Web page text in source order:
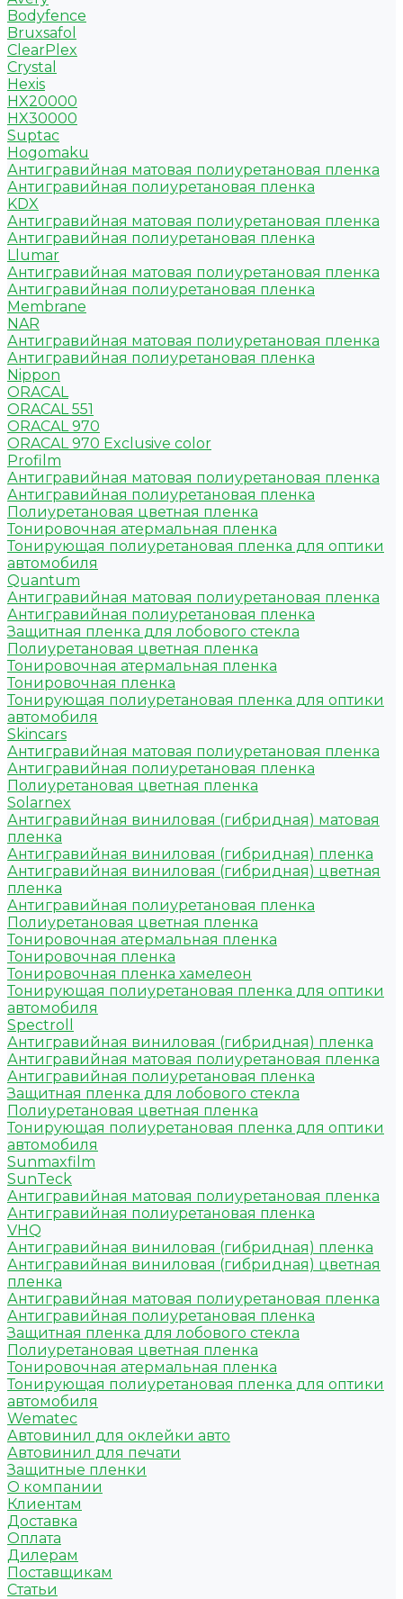
Bodyfence
Bruxsafol
ClearPlex
Crystal
Hexis
HX20000
HX30000
Suptac
Hogomaku
Антигравийная матовая полиуретановая пленка
Антигравийная полиуретановая пленка
KDX
Антигравийная матовая полиуретановая пленка
Антигравийная полиуретановая пленка
Llumar
Антигравийная матовая полиуретановая пленка
Антигравийная полиуретановая пленка
Membrane
NAR
Антигравийная матовая полиуретановая пленка
Антигравийная полиуретановая пленка
Nippon
ORACAL
ORACAL 551
ORACAL 970
ORACAL 970 Exclusive color
Profilm
Антигравийная матовая полиуретановая пленка
Антигравийная полиуретановая пленка
Полиуретановая цветная пленка
Тонировочная атермальная пленка
Тонирующая полиуретановая пленка для оптики
автомобиля
Quantum
Антигравийная матовая полиуретановая пленка
Антигравийная полиуретановая пленка
Защитная пленка для лобового стекла
Полиуретановая цветная пленка
Тонировочная атермальная пленка
Тонировочная пленка
Тонирующая полиуретановая пленка для оптики
автомобиля
Skincars
Антигравийная матовая полиуретановая пленка
Антигравийная полиуретановая пленка
Полиуретановая цветная пленка
Solarnex
Антигравийная виниловая (гибридная) матовая
пленка
Антигравийная виниловая (гибридная) пленка
Антигравийная виниловая (гибридная) цветная
пленка
Антигравийная полиуретановая пленка
Полиуретановая цветная пленка
Тонировочная атермальная пленка
Тонировочная пленка
Тонировочная пленка хамелеон
Тонирующая полиуретановая пленка для оптики
автомобиля
Spectroll
Антигравийная виниловая (гибридная) пленка
Антигравийная матовая полиуретановая пленка
Антигравийная полиуретановая пленка
Защитная пленка для лобового стекла
Полиуретановая цветная пленка
Тонирующая полиуретановая пленка для оптики
автомобиля
Sunmaxfilm
SunTeck
Антигравийная матовая полиуретановая пленка
Антигравийная полиуретановая пленка
VHQ
Антигравийная виниловая (гибридная) пленка
Антигравийная виниловая (гибридная) цветная
пленка
Антигравийная матовая полиуретановая пленка
Антигравийная полиуретановая пленка
Защитная пленка для лобового стекла
Полиуретановая цветная пленка
Тонировочная атермальная пленка
Тонирующая полиуретановая пленка для оптики
автомобиля
Wematec
Автовинил для оклейки авто
Автовинил для печати
Защитные пленки
О компании
Клиентам
Доставка
Оплата
Дилерам
Поставщикам
Статьи